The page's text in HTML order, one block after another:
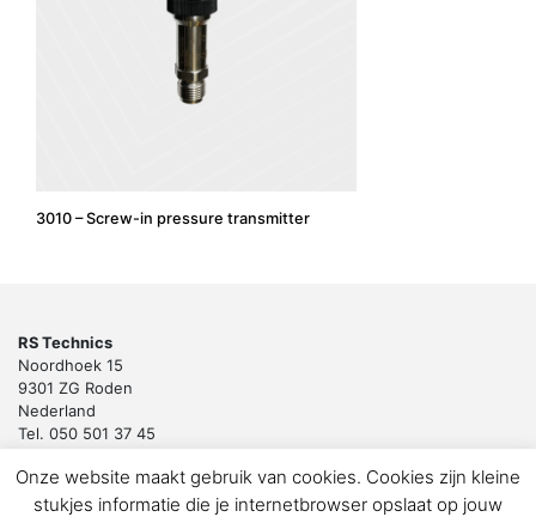
3010 – Screw-in pressure transmitter
RS Technics
Noordhoek 15
9301 ZG Roden
Nederland
Tel. 050 501 37 45
Copyright 2018 by RS Technics BV. All rights reserved.
Onze website maakt gebruik van cookies. Cookies zijn kleine
stukjes informatie die je internetbrowser opslaat op jouw